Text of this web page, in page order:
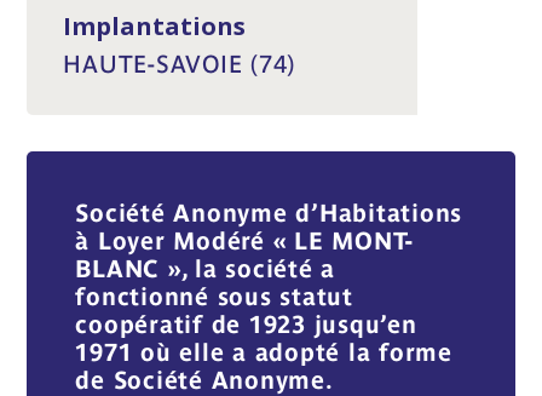
Implantations
HAUTE-SAVOIE (74)
Société Anonyme d’Habitations
à Loyer Modéré « LE MONT-
BLANC », la société a
fonctionné sous statut
coopératif de 1923 jusqu’en
1971 où elle a adopté la forme
de Société Anonyme.